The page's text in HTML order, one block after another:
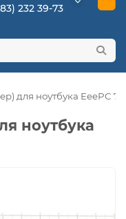
232 39-73
для ноутбука EeePC
ноутбука